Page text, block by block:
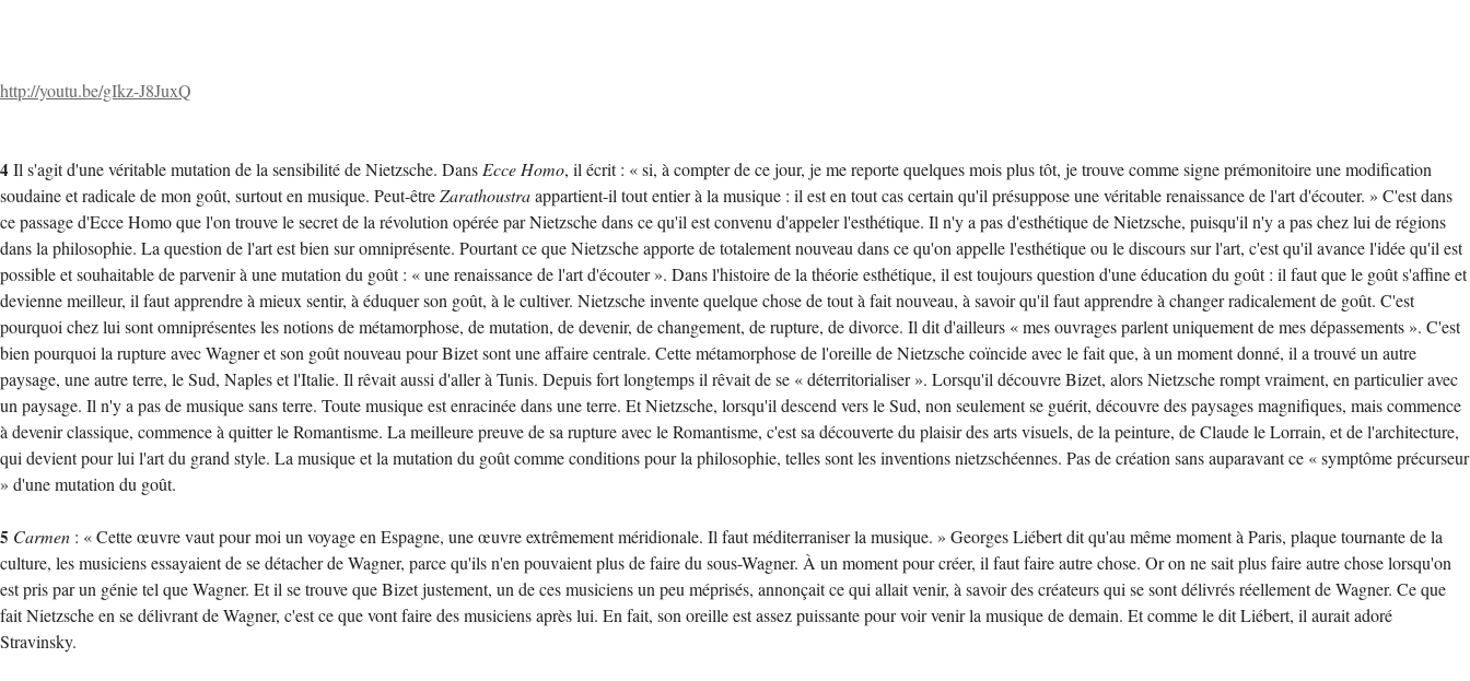
http://youtu.be/gIkz-J8JuxQ
4Il s'agit d'une véritable mutation de la sensibilité de Nietzsche. DansEcce Homo, il écrit : « si, à compter de ce jour, je me reporte quelques mois plus tôt, je trouve comme signe prémonitoire une modification
soudaine et radicale de mon goût, surtout en musique. Peut-êtreZarathoustraappartient-il tout entier à la musique : il est en tout cas certain qu'il présuppose une véritable renaissance de l'art d'écouter. » C'est dans
ce passage d'Ecce Homo que l'on trouve le secret de la révolution opérée par Nietzsche dans ce qu'il est convenu d'appeler l'esthétique. Il n'y a pas d'esthétique de Nietzsche, puisqu'il n'y a pas chez lui de régions
dans la philosophie. La question de l'art est bien sur omniprésente. Pourtant ce que Nietzsche apporte de totalement nouveau dans ce qu'on appelle l'esthétique ou le discours sur l'art, c'est qu'il avance l'idée qu'il est
possible et souhaitable de parvenir à une mutation du goût : « une renaissance de l'art d'écouter ». Dans l'histoire de la théorie esthétique, il est toujours question d'une éducation du goût : il faut que le goût s'affine et
devienne meilleur, il faut apprendre à mieux sentir, à éduquer son goût, à le cultiver. Nietzsche invente quelque chose de tout à fait nouveau, à savoir qu'il faut apprendre à changer radicalement de goût. C'est
pourquoi chez lui sont omniprésentes les notions de métamorphose, de mutation, de devenir, de changement, de rupture, de divorce. Il dit d'ailleurs « mes ouvrages parlent uniquement de mes dépassements ». C'est
bien pourquoi la rupture avec Wagner et son goût nouveau pour Bizet sont une affaire centrale. Cette métamorphose de l'oreille de Nietzsche coïncide avec le fait que, à un moment donné, il a trouvé un autre
paysage, une autre terre, le Sud, Naples et l'Italie. Il rêvait aussi d'aller à Tunis. Depuis fort longtemps il rêvait de se « déterritorialiser ». Lorsqu'il découvre Bizet, alors Nietzsche rompt vraiment, en particulier avec
un paysage. Il n'y a pas de musique sans terre. Toute musique est enracinée dans une terre. Et Nietzsche, lorsqu'il descend vers le Sud, non seulement se guérit, découvre des paysages magnifiques, mais commence
à devenir classique, commence à quitter le Romantisme. La meilleure preuve de sa rupture avec le Romantisme, c'est sa découverte du plaisir des arts visuels, de la peinture, de Claude le Lorrain, et de l'architecture,
qui devient pour lui l'art du grand style. La musique et la mutation du goût comme conditions pour la philosophie, telles sont les inventions nietzschéennes. Pas de création sans auparavant ce « symptôme précurseur
» d'une mutation du goût.
5 Carmen : « Cette œuvre vaut pour moi un voyage en Espagne, une œuvre extrêmement méridionale. Il faut méditerraniser la musique. » Georges Liébert dit qu'au même moment à Paris, plaque tournante de la
culture, les musiciens essayaient de se détacher de Wagner, parce qu'ils n'en pouvaient plus de faire du sous-Wagner. À un moment pour créer, il faut faire autre chose. Or on ne sait plus faire autre chose lorsqu'on
est pris par un génie tel que Wagner. Et il se trouve que Bizet justement, un de ces musiciens un peu méprisés, annonçait ce qui allait venir, à savoir des créateurs qui se sont délivrés réellement de Wagner. Ce que
fait Nietzsche en se délivrant de Wagner, c'est ce que vont faire des musiciens après lui. En fait, son oreille est assez puissante pour voir venir la musique de demain. Et comme le dit Liébert, il aurait adoré
Stravinsky.